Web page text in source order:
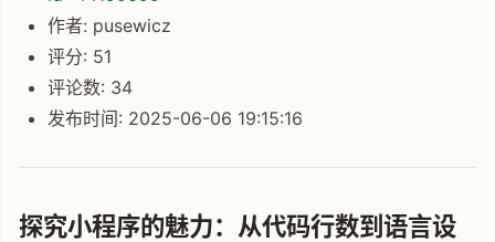
作者: pusewicz
评分: 51
评论数: 34
发布时间: 2025-06-06 19:15:16
探究小程序的魅力：从代码行数到语言设